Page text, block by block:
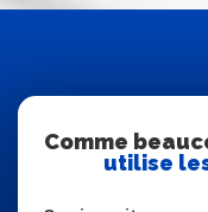
Comme
utilise